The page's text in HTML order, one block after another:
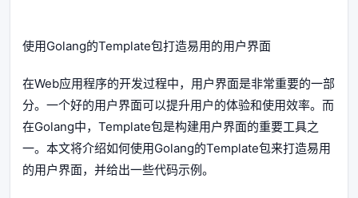
使用Golang的Template包打造易用的用户界面
在Web应用程序的开发过程中，用户界面是非常重要的一部
分。一个好的用户界面可以提升用户的体验和使用效率。而
在Golang中，Template包是构建用户界面的重要工具之
一。本文将介绍如何使用Golang的Template包来打造易用
的用户界面，并给出一些代码示例。